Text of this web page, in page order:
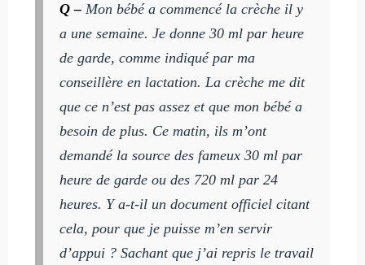
Q –Mon bébé a commencé la crèche il y
a une semaine. Je donne 30 ml par heure
de garde, comme indiqué par ma
conseillère en lactation. La crèche me dit
que ce n’est pas assez et que mon bébé a
besoin de plus. Ce matin, ils m’ont
demandé la source des fameux 30 ml par
heure de garde ou des 720 ml par 24
heures. Y a-t-il un document officiel citant
cela, pour que je puisse m’en servir
d’appui ? Sachant que j’ai repris le travail